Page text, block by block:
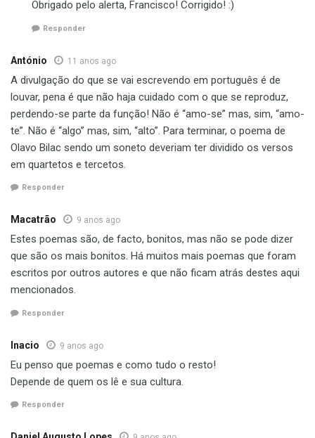
Obrigado pelo alerta, Francisco! Corrigido! :)
Responder
António 11 anos ago
A divulgação do que se vai escrevendo em português é de
louvar, pena é que não haja cuidado com o que se reproduz,
perdendo-se parte da função! Não é “amo-se” mas, sim, “amo-
te”. Não é “algo” mas, sim, “alto”. Para terminar, o poema de
Olavo Bilac sendo um soneto deveriam ter dividido os versos
em quartetos e tercetos.
Responder
Macatrão 9 anos ago
Estes poemas são, de facto, bonitos, mas não se pode dizer
que são os mais bonitos. Há muitos mais poemas que foram
escritos por outros autores e que não ficam atrás destes aqui
mencionados.
Responder
Inacio 9 anos ago
Eu penso que poemas e como tudo o resto!
Depende de quem os lê e sua cultura.
Responder